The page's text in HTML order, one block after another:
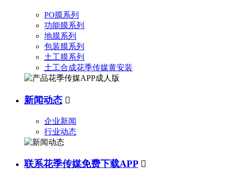
PO膜系列
功能膜系列
地膜系列
包装膜系列
土工膜系列
土工合成花季传媒黄安装
新闻动态 
企业新闻
行业动态
联系花季传媒免费下载APP 